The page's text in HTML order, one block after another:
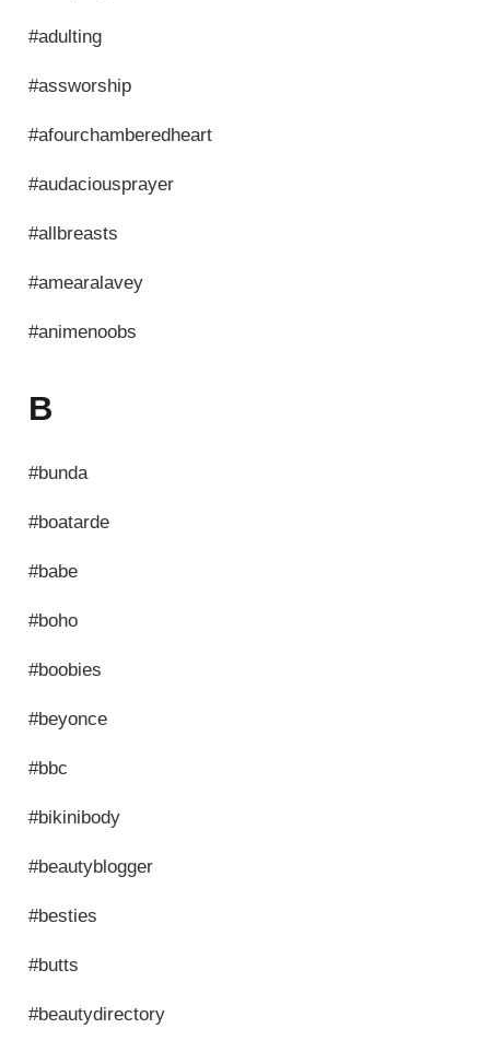
#adulting
#assworship
#afourchamberedheart
#audaciousprayer
#allbreasts
#amearalavey
#animenoobs
B
#bunda
#boatarde
#babe
#boho
#boobies
#beyonce
#bbc
#bikinibody
#beautyblogger
#besties
#butts
#beautydirectory